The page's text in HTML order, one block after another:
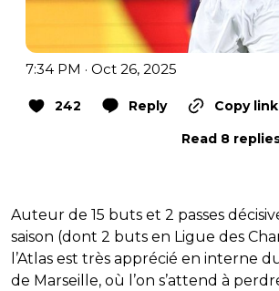
7:34 PM · Oct 26, 2025
242 Reply
Copy link
Read 8
Auteur de 15 buts et 2 passes
saison (dont 2 buts en Ligue des
l’Atlas est très apprécié en interne
de Marseille, où l’on s’attend à